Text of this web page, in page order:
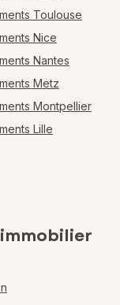
Toulouse
Nice
Nantes
Metz
Montpellier
Lille